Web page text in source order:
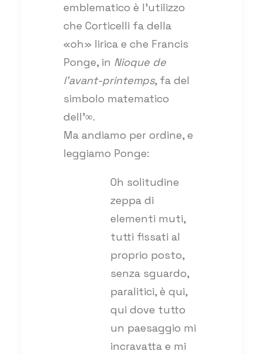
emblematico è l’utilizzo
che Corticelli fa della
«oh» lirica e che Francis
Ponge, in Nioque de
l’avant-printemps, fa del
simbolo matematico
dell’∞.
Ma andiamo per ordine, e
leggiamo Ponge:
Oh solitudine
zeppa di
elementi muti,
tutti fissati al
proprio posto,
senza sguardo,
paralitici, è qui,
qui dove tutto
un paesaggio mi
incravatta e mi